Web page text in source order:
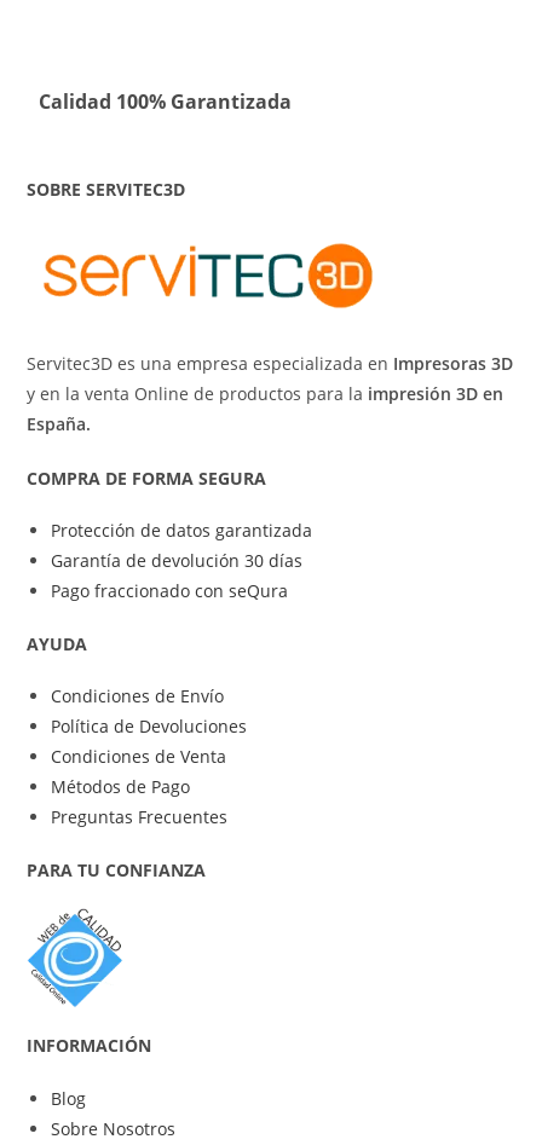
Calidad 100% Garantizada
SOBRE SERVITEC3D
Servitec3D es una empresa especializada en Impresoras 3D
y en la venta Online de productos para la impresión 3D en
España.
COMPRA DE FORMA SEGURA
Protección de datos garantizada
Garantía de devolución 30 días
Pago fraccionado con seQura
AYUDA
Condiciones de Envío
Política de Devoluciones
Condiciones de Venta
Métodos de Pago
Preguntas Frecuentes
PARA TU CONFIANZA
INFORMACIÓN
Blog
Sobre Nosotros